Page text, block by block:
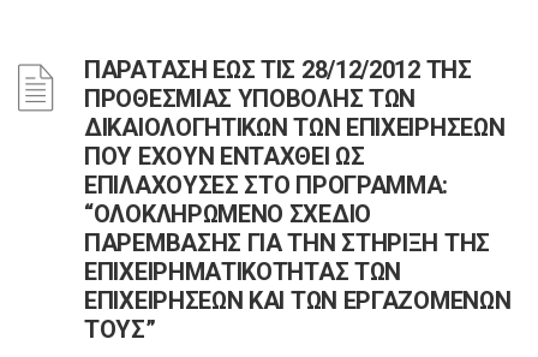
ΠΑΡΑΤΑΣΗ ΕΩΣ ΤΙΣ 28/12/2012 ΤΗΣ
ΠΡΟΘΕΣMΙΑΣ ΥΠΟΒΟΛΗΣ ΤΩΝ
ΔΙΚΑΙΟΛΟΓΗΤΙΚΩΝ ΤΩΝ ΕΠΙΧΕΙΡΗΣΕΩΝ
ΠΟΥ ΕΧΟΥΝ ΕΝΤΑΧΘΕΙ ΩΣ
ΕΠΙΛΑΧΟΥΣΕΣ ΣΤΟ ΠΡΟΓΡΑMMΑ:
“ΟΛΟΚΛΗΡΩMΕΝΟ ΣΧΕΔΙΟ
ΠΑΡΕMΒΑΣΗΣ ΓΙΑ ΤΗΝ ΣΤΗΡΙΞΗ ΤΗΣ
ΕΠΙΧΕΙΡΗMΑΤΙΚΟΤΗΤΑΣ ΤΩΝ
ΕΠΙΧΕΙΡΗΣΕΩΝ ΚΑΙ ΤΩΝ ΕΡΓΑΖΟMΕΝΩΝ
ΤΟΥΣ”